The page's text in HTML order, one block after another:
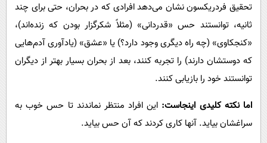
تحقیق فردریکسون نشان می‌دهد افرادی که در بحران، حتی برای چند
ثانیه، توانستند حس «قدردانی» (مثلاً شکرگزار بودن که زنده‌اند)،
«کنجکاوی» (چه راه دیگری وجود دارد؟) یا «عشق» (یادآوری آدم‌هایی
که دوستشان دارند) را تجربه کنند، بعد از بحران بسیار بهتر از دیگران
توانستند خود را بازیابی کنند.
اما نکته کلیدی اینجاست: این افراد منتظر نماندند تا حس خوب به
سراغشان بیاید. آنها کاری کردند که آن حس بیاید.